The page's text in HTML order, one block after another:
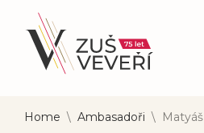
Home \ Ambasadoři \